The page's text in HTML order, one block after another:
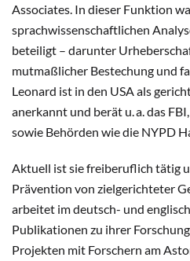
Associates. In dieser Funktion
sprachwissenschaftlichen
beteiligt – darunter
mutmaßlicher Bestechung und
Leonard ist in den USA als
anerkannt und berät u. a. das
sowie Behörden wie die NYPD
Aktuell ist sie freiberuflich tätig
Prävention von zielgerichteter
arbeitet im deutsch- und
Publikationen zu ihrer
Projekten mit Forschern am